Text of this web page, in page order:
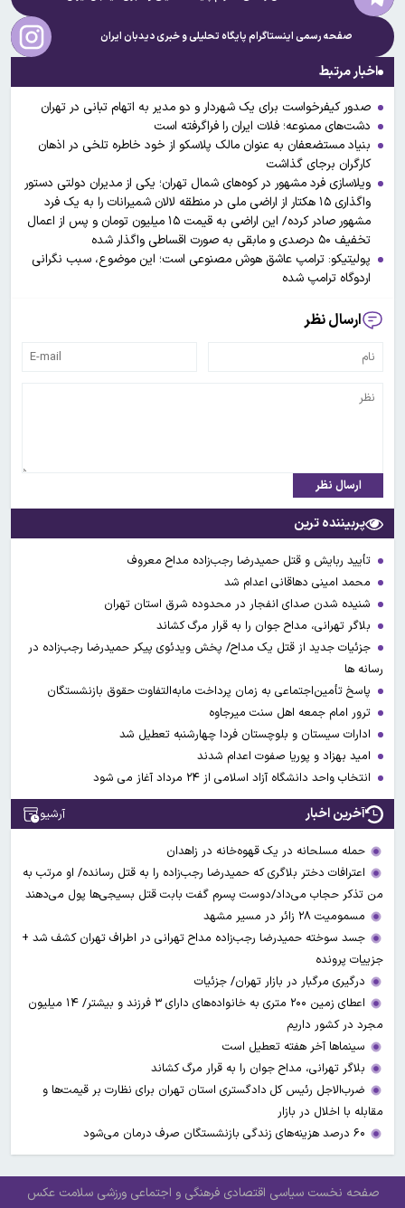
صفحه رسمی اینستاگرام پایگاه تحلیلی و خبریدیدبان ایران
اخبار مرتبط
صدور کیفرخواست برای یک شهردار و دو مدیر به اتهام تبانی در تهران
دشت‌های ممنوعه؛ فلات ایران را فراگرفته است
بنیاد مستضعفان به عنوان مالک پلاسکو از خود خاطره تلخی در اذهان
کارگران برجای گذاشت
ویلاسازی فرد مشهور در کوه‌های شمال تهران؛ یکی از مدیران دولتی دستور
واگذاری ۱۵ هکتار از اراضی ملی در منطقه لالان شمیرانات را به یک فرد
مشهور صادر کرده/ این اراضی به قیمت ۱۵ میلیون تومان و پس از اعمال
تخفیف ۵۰ درصدی و مابقی به صورت اقساطی واگذار شده
پولیتیکو: ترامپ عاشق هوش مصنوعی است؛ این موضوع، سبب نگرانی
اردوگاه ترامپ شده
ارسال نظر
ارسال نظر
پربیننده ترین
تأیید ربایش و قتل حمیدرضا رجب‌زاده مداح معروف
محمد امینی دهاقانی اعدام شد
شنیده شدن صدای انفجار در محدوده شرق استان تهران
بلاگر تهرانی، مداح جوان را به قرار مرگ کشاند
جزئیات جدید از قتل یک مداح/ پخش ویدئوی پیکر حمیدرضا رجب‌زاده در
رسانه ها
پاسخ تأمین‌اجتماعی به زمان پرداخت مابه‌التفاوت حقوق بازنشستگان
ترور امام جمعه اهل سنت میرجاوه
ادارات سیستان و بلوچستان فردا چهارشنبه تعطیل شد
امید بهزاد و پوریا صفوت اعدام شدند
انتخاب واحد دانشگاه آزاد اسلامی از ۲۴ مرداد آغاز می شود
آخرین اخبار آرشیو
حمله مسلحانه در یک قهوه‌خانه در زاهدان
اعترافات دختر بلاگری که حمیدرضا رجب‌زاده را به قتل رسانده/ او مرتب به
من تذکر حجاب می‌داد/دوست پسرم گفت بابت قتل بسیجی‌ها پول می‌دهند
مسمومیت ۲۸ زائر در مسیر مشهد
جسد سوخته حمیدرضا رجب‌زاده مداح تهرانی در اطراف تهران کشف شد +
جزییات پرونده
درگیری مرگبار در بازار تهران/ جزئیات
اعطای زمین ۲۰۰ متری به خانواده‌های دارای ۳ فرزند و بیشتر/ ۱۴ میلیون
مجرد در کشور داریم
سینماها آخر هفته تعطیل است
بلاگر تهرانی، مداح جوان را به قرار مرگ کشاند
ضرب‌الاجل رئیس کل دادگستری استان تهران برای نظارت بر قیمت‌ها و
مقابله با اخلال در بازار
۶۰ درصد هزینه‌های زندگی بازنشستگان صرف درمان می‌شود
صفحه نخست سیاسی اقتصادی فرهنگی و اجتماعی ورزشی سلامت عکس